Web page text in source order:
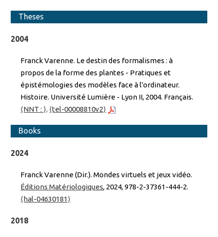
Theses
2004
Franck Varenne. Le destin des formalismes : à
propos de la forme des plantes - Pratiques et
épistémologies des modèles face à l'ordinateur.
Histoire. Université Lumière - Lyon II, 2004. Français.
⟨NNT : ⟩. ⟨tel-00008810v2⟩
Books
2024
Franck Varenne (Dir.). Mondes virtuels et jeux vidéo.
Éditions Matériologiques, 2024, 978-2-37361-444-2.
⟨hal-04630181⟩
2018